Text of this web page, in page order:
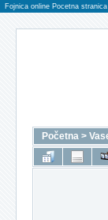
Fojnica online Pocetna stranica
Početna >